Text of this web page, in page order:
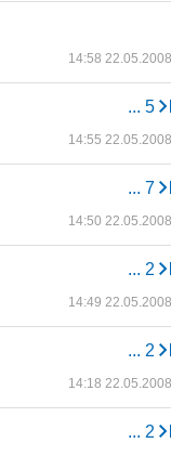
14:58 22.05.2008
... 5
14:55 22.05.2008
... 7
14:50 22.05.2008
... 2
14:49 22.05.2008
... 2
14:18 22.05.2008
... 2